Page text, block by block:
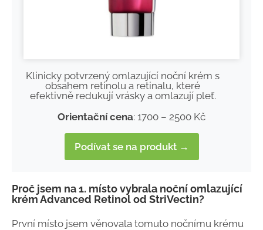
Klinicky potvrzený omlazující noční krém s
obsahem retinolu a retinalu, které
efektivně redukují vrásky a omlazují pleť.
Orientační cena: 1700 – 2500 Kč
Podívat se na produkt →
Proč jsem na 1. místo vybrala noční omlazující
krém Advanced Retinol od StriVectin?
První místo jsem věnovala tomuto nočnímu krému